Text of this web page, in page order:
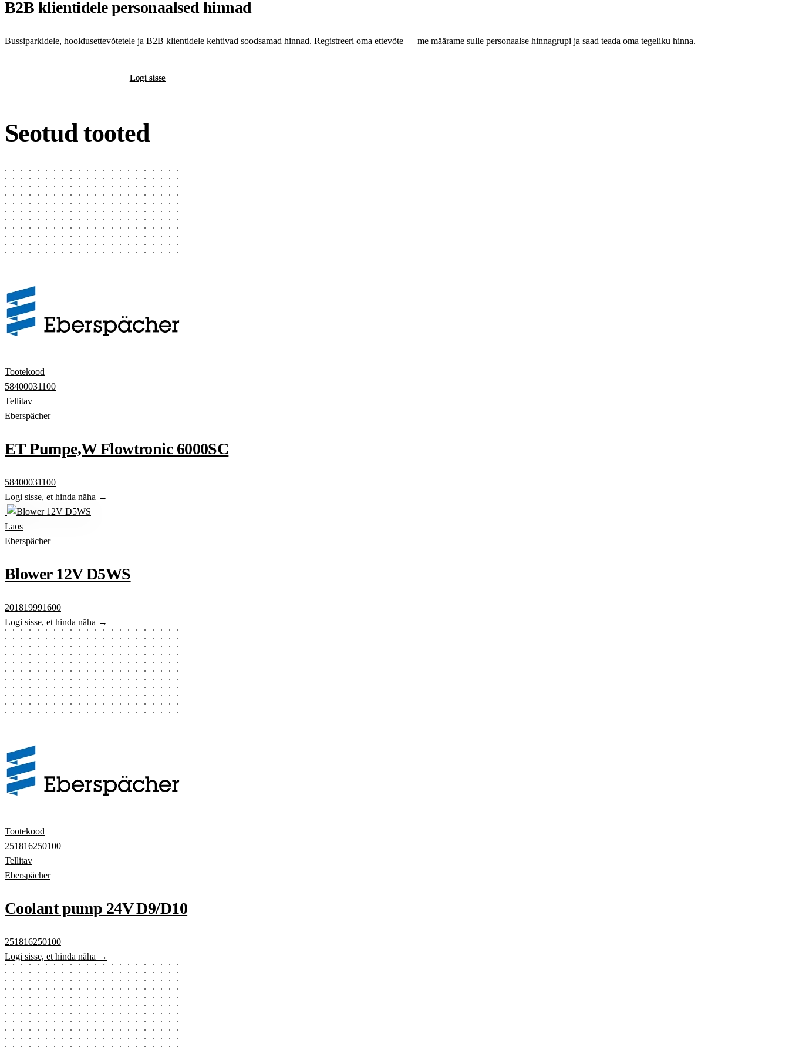
B2B klientidele personaalsed hinnad
Bussiparkidele, hooldusettevõtetele ja B2B klientidele kehtivad soodsamad hinnad. Registreeri oma ettevõte — me määrame sulle personaalse hinnagrupi ja saad teada oma tegeliku hinna.
Logi sisse
Seotud tooted
Tootekood
58400031100
Tellitav
Eberspächer
ET Pumpe,W Flowtronic 6000SC
58400031100
Logi sisse, et hinda näha →
Laos
Eberspächer
Blower 12V D5WS
201819991600
Logi sisse, et hinda näha →
Tootekood
251816250100
Tellitav
Eberspächer
Coolant pump 24V D9/D10
251816250100
Logi sisse, et hinda näha →